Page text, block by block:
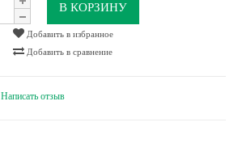
В КОРЗИНУ
Добавить в избранное
Добавить в сравнение
Написать отзыв